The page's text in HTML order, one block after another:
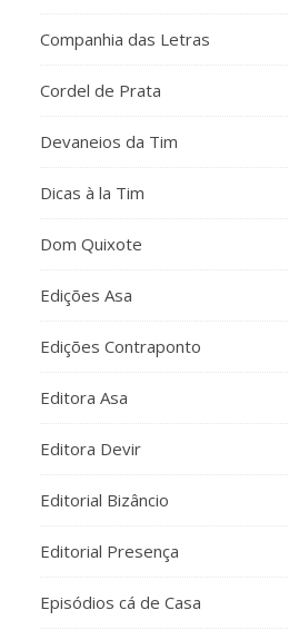
Companhia das Letras
Cordel de Prata
Devaneios da Tim
Dicas à la Tim
Dom Quixote
Edições Asa
Edições Contraponto
Editora Asa
Editora Devir
Editorial Bizâncio
Editorial Presença
Episódios cá de Casa